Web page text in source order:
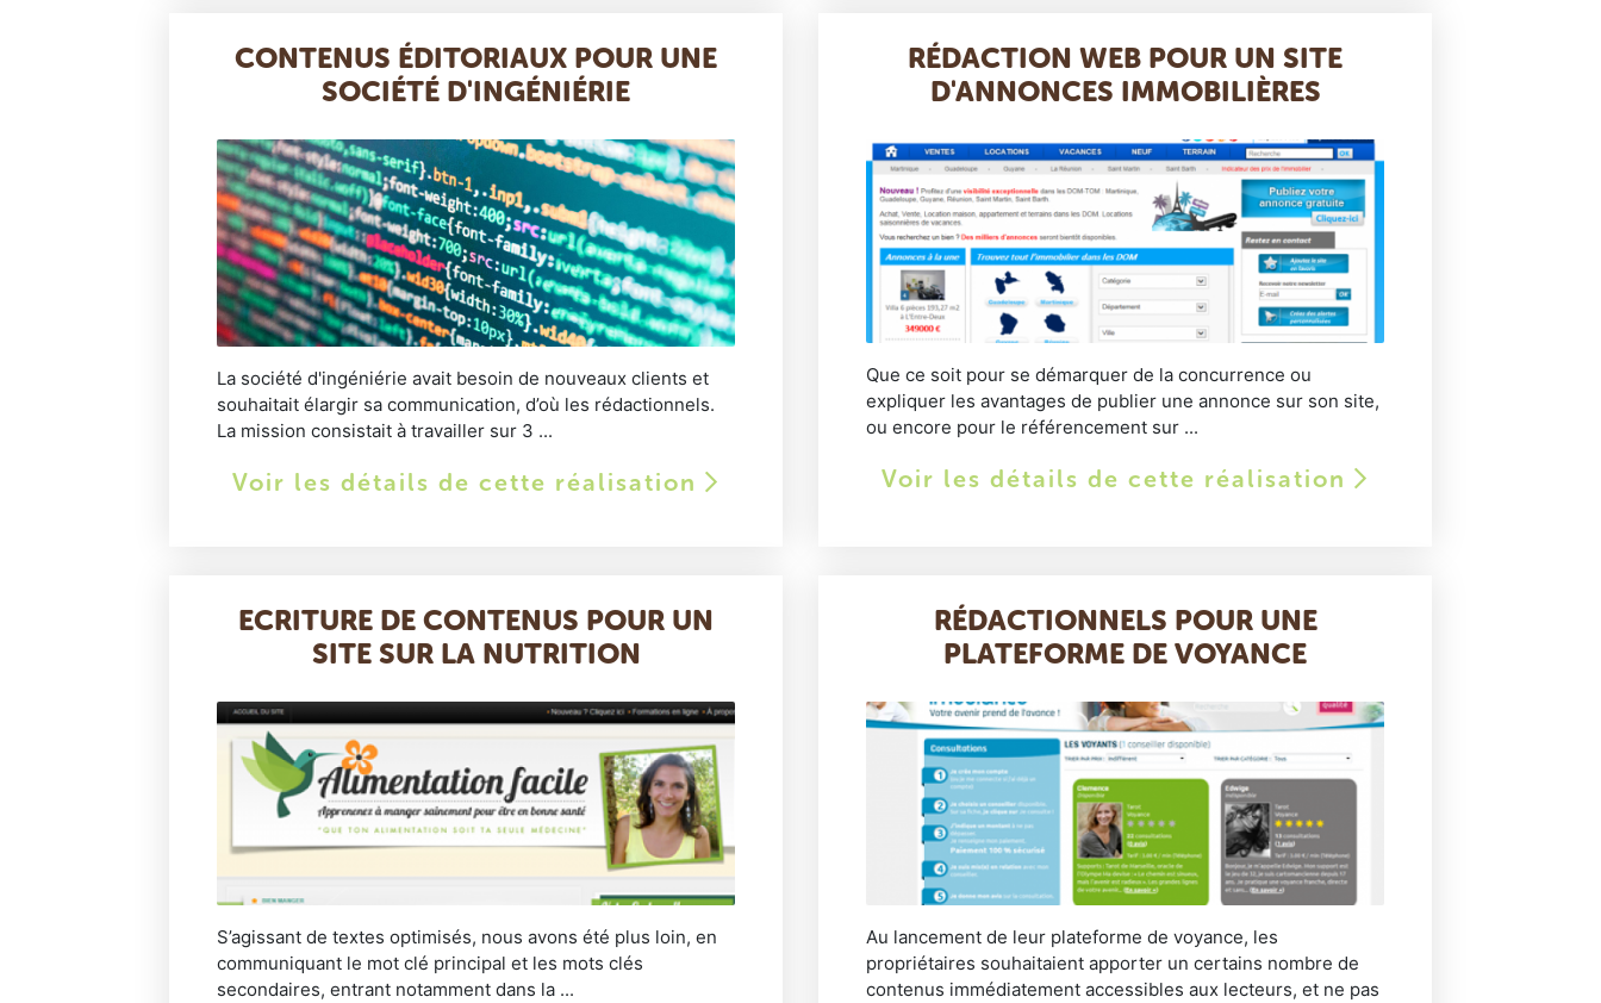
CONTENUS ÉDITORIAUX POUR UNE
SOCIÉTÉ D'INGÉNIÉRIE
La société d'ingéniérie avait besoin de nouveaux clients et
souhaitait élargir sa communication, d’où les rédactionnels.
La mission consistait à travailler sur 3 ...
Voir les détails de cette réalisation
RÉDACTION WEB POUR UN SITE
D'ANNONCES IMMOBILIÈRES
Que ce soit pour se démarquer de la concurrence ou
expliquer les avantages de publier une annonce sur son site,
ou encore pour le référencement sur ...
Voir les détails de cette réalisation
ECRITURE DE CONTENUS POUR UN
SITE SUR LA NUTRITION
S’agissant de textes optimisés, nous avons été plus loin, en
communiquant le mot clé principal et les mots clés
secondaires, entrant notamment dans la ...
RÉDACTIONNELS POUR UNE
PLATEFORME DE VOYANCE
Au lancement de leur plateforme de voyance, les
propriétaires souhaitaient apporter un certains nombre de
contenus immédiatement accessibles aux lecteurs, et ne pas